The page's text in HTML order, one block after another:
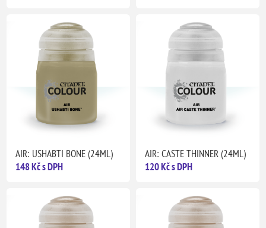
AIR: USHABTI BONE (24ML)
148 Kč s DPH
AIR: CASTE THINNER (24ML)
120 Kč s DPH